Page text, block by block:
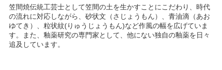
笠間焼伝統工芸士として笠間の土を生かすことにこだわり、時代
の流れに対応しながら、砂状文（さじょうもん）、青油滴（あお
ゆてき）、粒状紋(りゅうじょうもん)など作風の幅を広げていま
す。また、釉薬研究の専門家として、他にない独自の釉薬を日々
追及しています。